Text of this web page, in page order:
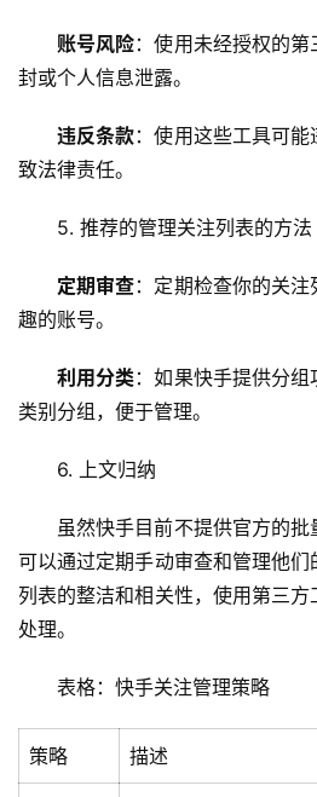
主
教
程
务
账号风险：使用未经授权的
封或个人信息泄露。
违反条款：使用这些工具可
致法律责任。
5. 推荐的管理关注列表的方法
定期审查：定期检查你的关
趣的账号。
利用分类：如果快手提供分
类别分组，便于管理。
6. 上文归纳
虽然快手目前不提供官方的
可以通过定期手动审查和管理他
列表的整洁和相关性，使用第三
处理。
表格：快手关注管理策略
策略 描述